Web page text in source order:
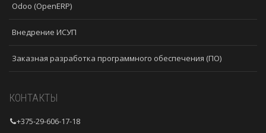
Odoo (OpenERP)
Внедрение ИСУП
Заказная разработка программного обеспечения (ПО)
КОНТАКТЫ
+375-29-606-17-18